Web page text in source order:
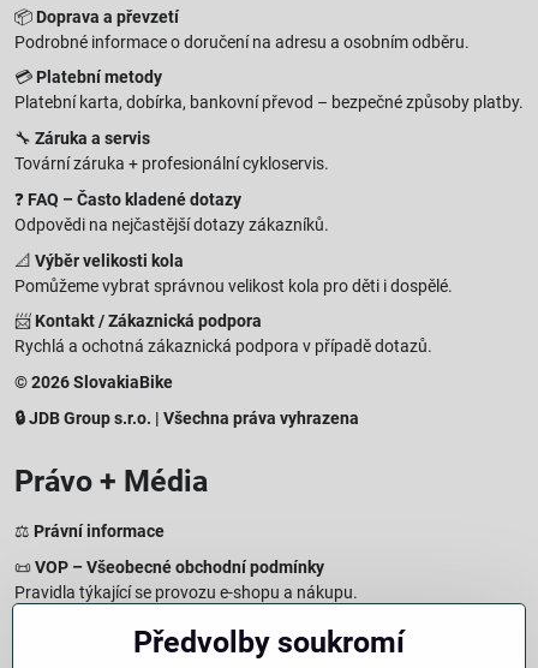
📦 Doprava a převzetí
Podrobné informace o doručení na adresu a osobním odběru.
💳 Platební metody
Platební karta, dobírka, bankovní převod – bezpečné způsoby platby.
🔧 Záruka a servis
Tovární záruka + profesionální cykloservis.
❓ FAQ – Často kladené dotazy
Odpovědi na nejčastější dotazy zákazníků.
📐 Výběr velikosti kola
Pomůžeme vybrat správnou velikost kola pro děti i dospělé.
📨 Kontakt / Zákaznická podpora
Rychlá a ochotná zákaznická podpora v případě dotazů.
© 2026 SlovakiaBike
🔒 JDB Group s.r.o. | Všechna práva vyhrazena
Právo + Média
⚖️ Právní informace
📜VOP – Všeobecné obchodní podmínky
Pravidla týkající se provozu e-shopu a nákupu.
Zásady zpracování osobních údajů
Jak chráníme a zpracováváme vaše osobní údaje.
Předvolby soukromí